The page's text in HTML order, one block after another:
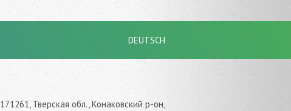
DEUTSCH
171261, Тверская обл., Конаковский р-он,